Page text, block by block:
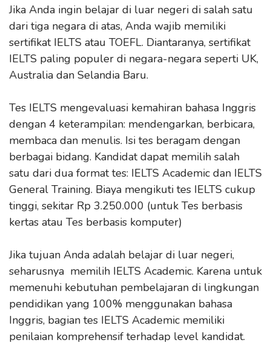
Jika Anda ingin belajar di luar negeri di salah satu
dari tiga negara di atas, Anda wajib memiliki
sertifikat IELTS atau TOEFL. Diantaranya, sertifikat
IELTS paling populer di negara-negara seperti UK,
Australia dan Selandia Baru.
Tes IELTS mengevaluasi kemahiran bahasa Inggris
dengan 4 keterampilan: mendengarkan, berbicara,
membaca dan menulis. Isi tes beragam dengan
berbagai bidang. Kandidat dapat memilih salah
satu dari dua format tes: IELTS Academic dan IELTS
General Training. Biaya mengikuti tes IELTS cukup
tinggi, sekitar Rp 3.250.000 (untuk Tes berbasis
kertas atau Tes berbasis komputer)
Jika tujuan Anda adalah belajar di luar negeri,
seharusnya memilih IELTS Academic. Karena untuk
memenuhi kebutuhan pembelajaran di lingkungan
pendidikan yang 100% menggunakan bahasa
Inggris, bagian tes IELTS Academic memiliki
penilaian komprehensif terhadap level kandidat.